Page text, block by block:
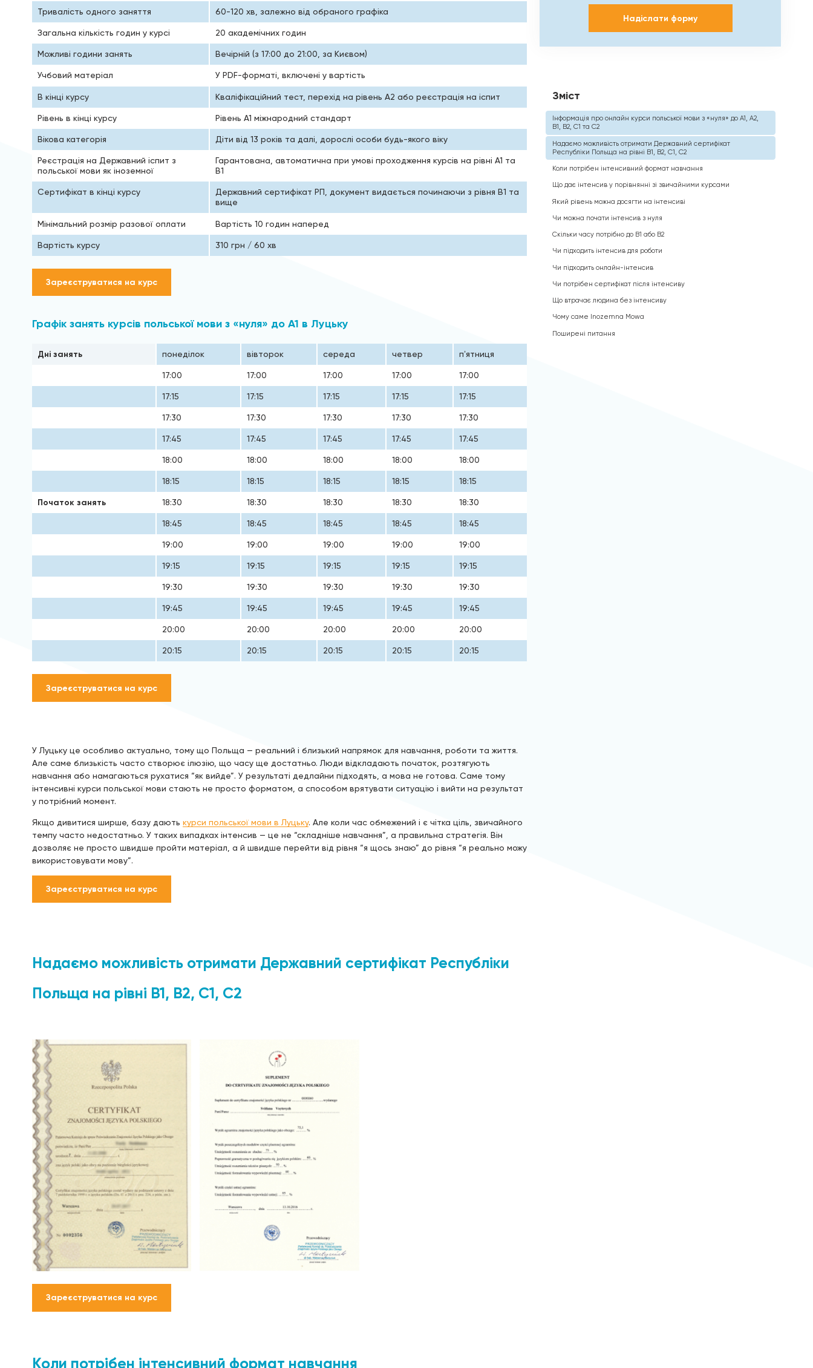
Тривалість одного заняття 60-120 хв, залежно від обраного графіка
Загальна кількість годин у курсі 20 академічних годин
Можливі години занять Вечірній (з 17:00 до 21:00, за Києвом)
Учбовий матеріал У PDF-форматі, включені у вартість
В кінці курсу Кваліфікаційний тест, перехід на рівень A2 або реєстрація на іспит
Рівень в кінці курсу Рівень А1 міжнародний стандарт
Вікова категорія Діти від 13 років та далі, дорослі особи будь-якого віку
Реєстрація на Державний іспит з
польської мови як іноземної
Гарантована, автоматична при умові проходження курсів на рівні А1 та
В1
Сертифікат в кінці курсу
Державний сертифікат РП, документ видається починаючи з рівня В1 та
вище
Мінімальний розмір разової оплати Вартість 10 годин наперед
Вартість курсу 310 грн / 60 хв
Зареєструватися на курс
Графік занять курсів польської мови з «нуля» до А1 в Луцьку
Дні занять понеділок вівторок середа четвер пʼятниця
17:00 17:00 17:00 17:00 17:00
17:15 17:15 17:15 17:15 17:15
17:30 17:30 17:30 17:30 17:30
17:45 17:45 17:45 17:45 17:45
18:00 18:00 18:00 18:00 18:00
18:15 18:15 18:15 18:15 18:15
Початок занять 18:30 18:30 18:30 18:30 18:30
18:45 18:45 18:45 18:45 18:45
19:00 19:00 19:00 19:00 19:00
19:15 19:15 19:15 19:15 19:15
19:30 19:30 19:30 19:30 19:30
19:45 19:45 19:45 19:45 19:45
20:00 20:00 20:00 20:00 20:00
20:15 20:15 20:15 20:15 20:15
Зареєструватися на курс
У Луцьку це особливо актуально, тому що Польща — реальний і близький напрямок для навчання, роботи та життя.
Але саме близькість часто створює ілюзію, що часу ще достатньо. Люди відкладають початок, розтягують
навчання або намагаються рухатися “як вийде”. У результаті дедлайни підходять, а мова не готова. Саме тому
інтенсивні курси польської мови стають не просто форматом, а способом врятувати ситуацію і вийти на результат
у потрібний момент.
Якщо дивитися ширше, базу дають курси польської мови в Луцьку. Але коли час обмежений і є чітка ціль, звичайного
темпу часто недостатньо. У таких випадках інтенсив — це не “складніше навчання”, а правильна стратегія. Він
дозволяє не просто швидше пройти матеріал, а й швидше перейти від рівня “я щось знаю” до рівня “я реально можу
використовувати мову”.
Зареєструватися на курс
Надаємо можливість отримати Державний сертифікат Республіки
Польща на рівні B1, В2, С1, С2
Зареєструватися на курс
Коли потрібен інтенсивний формат навчання
Viber
Надіслати форму
Зміст
Інформація про онлайн курси польської мови з «нуля» до А1, А2,
В1, В2, С1 та С2
Надаємо можливість отримати Державний сертифікат
Республіки Польща на рівні B1, В2, С1, С2
Коли потрібен інтенсивний формат навчання
Що дає інтенсив у порівнянні зі звичайними курсами
Який рівень можна досягти на інтенсиві
Чи можна почати інтенсив з нуля
Скільки часу потрібно до B1 або B2
Чи підходить інтенсив для роботи
Чи підходить онлайн-інтенсив
Чи потрібен сертифікат після інтенсиву
Що втрачає людина без інтенсиву
Чому саме Inozemna Mowa
Поширені питання